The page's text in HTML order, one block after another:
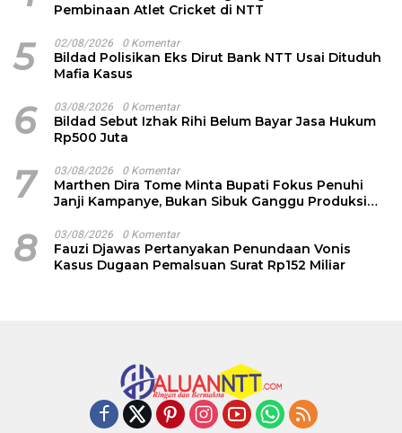
Pembinaan Atlet Cricket di NTT
5 02/08/2026 0 Komentar
Bildad Polisikan Eks Dirut Bank NTT Usai Dituduh
Mafia Kasus
6 03/08/2026 0 Komentar
Bildad Sebut Izhak Rihi Belum Bayar Jasa Hukum
Rp500 Juta
7 03/08/2026 0 Komentar
Marthen Dira Tome Minta Bupati Fokus Penuhi
Janji Kampanye, Bukan Sibuk Ganggu Produksi
8 03/08/2026 0 Komentar
Fauzi Djawas Pertanyakan Penundaan Vonis
Kasus Dugaan Pemalsuan Surat Rp152 Miliar